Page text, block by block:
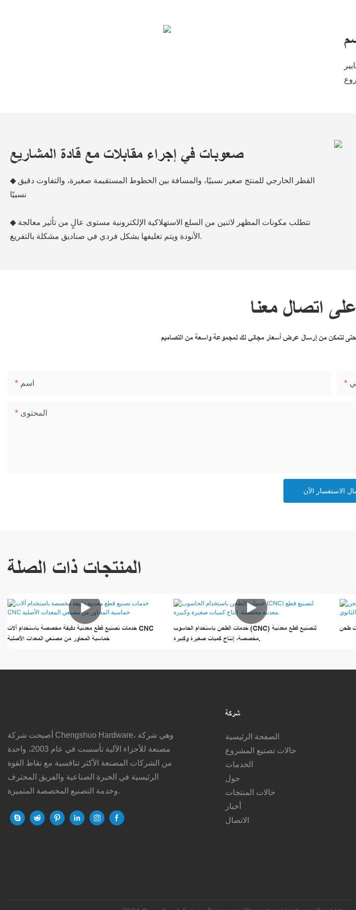
صعوبات في إجراء مقابلات مع قادة المشاريع
◆ القطر الخارجي للمنتج صغير نسبيًا، والمسافة بين الخطوط المستقيمة صغيرة، والتفاوت دقيق
نسبيًا
◆ تتطلب مكونات المظهر لاثنين من السلع الاستهلاكية الإلكترونية مستوى عالٍ من تأثير معالجة
الأنودة ويتم تغليفها بشكل فردي في صناديق مشكلة بالتفريغ.
اتصال معنا
حتى نتمكن من إرسال عرض أسعار مجاني لك لمجموعة واسعة من التصاميم
اسم
المحتوى
الاستفسار الآن
المنتجات ذات الصلة
خدمات تصنيع قطع معدنية دقيقة مخصصة باستخدام آلات CNC
خماسية المحاور من مصنعي المعدات الأصلية
خدمات الطحن باستخدام الحاسوب (CNC) لتصنيع قطع معدنية
مخصصة، إنتاج كميات صغيرة وكبيرة.
أصبحت شركة Chengshuo Hardware، وهي شركة
مصنعة للأجزاء الآلية تأسست في عام 2003، واحدة
من الشركات المصنعة الأكثر تنافسية مع نقاط القوة
الرئيسية في الخبرة الصناعية والفريق المحترف
وخدمة التصنيع المخصصة المتميزة.
شركة
الصفحة الرئيسية
حالات تصنيع المشروع
الخدمات
حول
حالات المنتجات
أخبار
الاتصال